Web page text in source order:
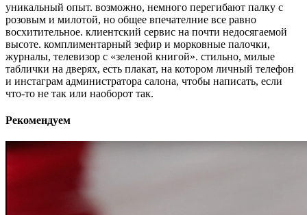
уникальный опыт. возможно, немного перегибают палку с
розовым и милотой, но общее впечателние все равно
восхитительное. клиентский сервис на почти недосягаемой
высоте. комплиментарный зефир и морковные палочки,
журналы, телевизор с «зеленой книгой». стильно, милые
таблички на дверях, есть плакат, на котором личный телефон
и инстаграм администратора салона, чтобы написать, если
что-то не так или наоборот так.
Рекомендуем